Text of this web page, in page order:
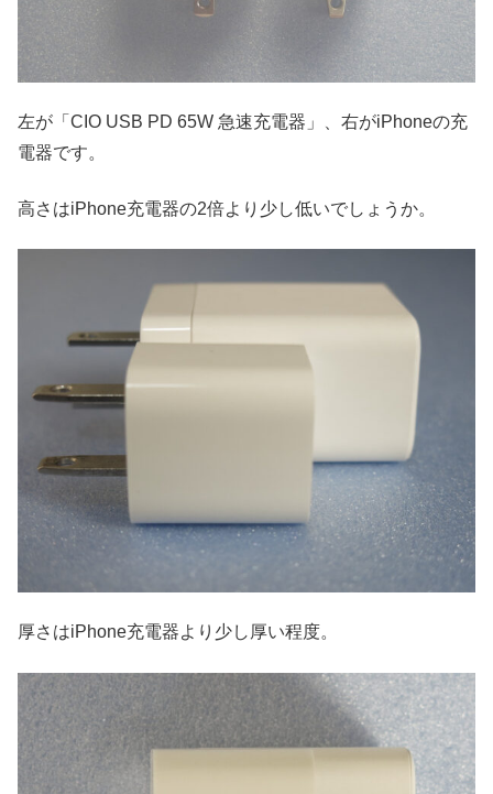
左が「CIO USB PD 65W 急速充電器」、右がiPhoneの充
電器です。
高さはiPhone充電器の2倍より少し低いでしょうか。
厚さはiPhone充電器より少し厚い程度。